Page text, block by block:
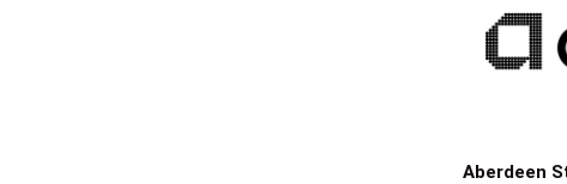
Aberdeen